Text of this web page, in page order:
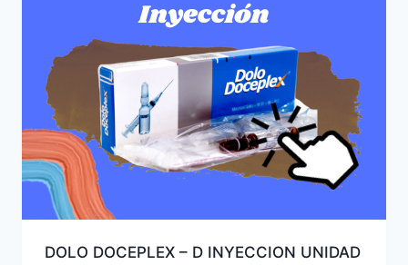
DOLO DOCEPLEX – D INYECCION UNIDAD